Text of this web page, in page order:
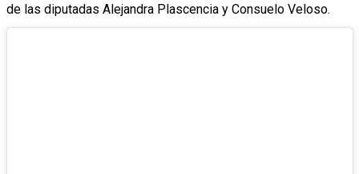
de las diputadas Alejandra Plascencia y Consuelo Veloso.